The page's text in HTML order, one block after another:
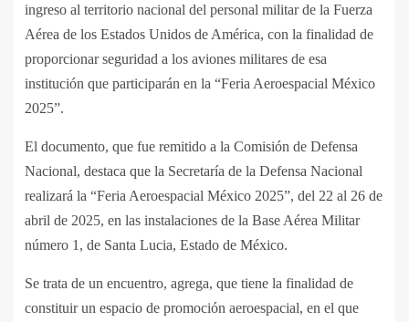
ingreso al territorio nacional del personal militar de la Fuerza
Aérea de los Estados Unidos de América, con la finalidad de
proporcionar seguridad a los aviones militares de esa
institución que participarán en la “Feria Aeroespacial México
2025”.
El documento, que fue remitido a la Comisión de Defensa
Nacional, destaca que la Secretaría de la Defensa Nacional
realizará la “Feria Aeroespacial México 2025”, del 22 al 26 de
abril de 2025, en las instalaciones de la Base Aérea Militar
número 1, de Santa Lucia, Estado de México.
Se trata de un encuentro, agrega, que tiene la finalidad de
constituir un espacio de promoción aeroespacial, en el que